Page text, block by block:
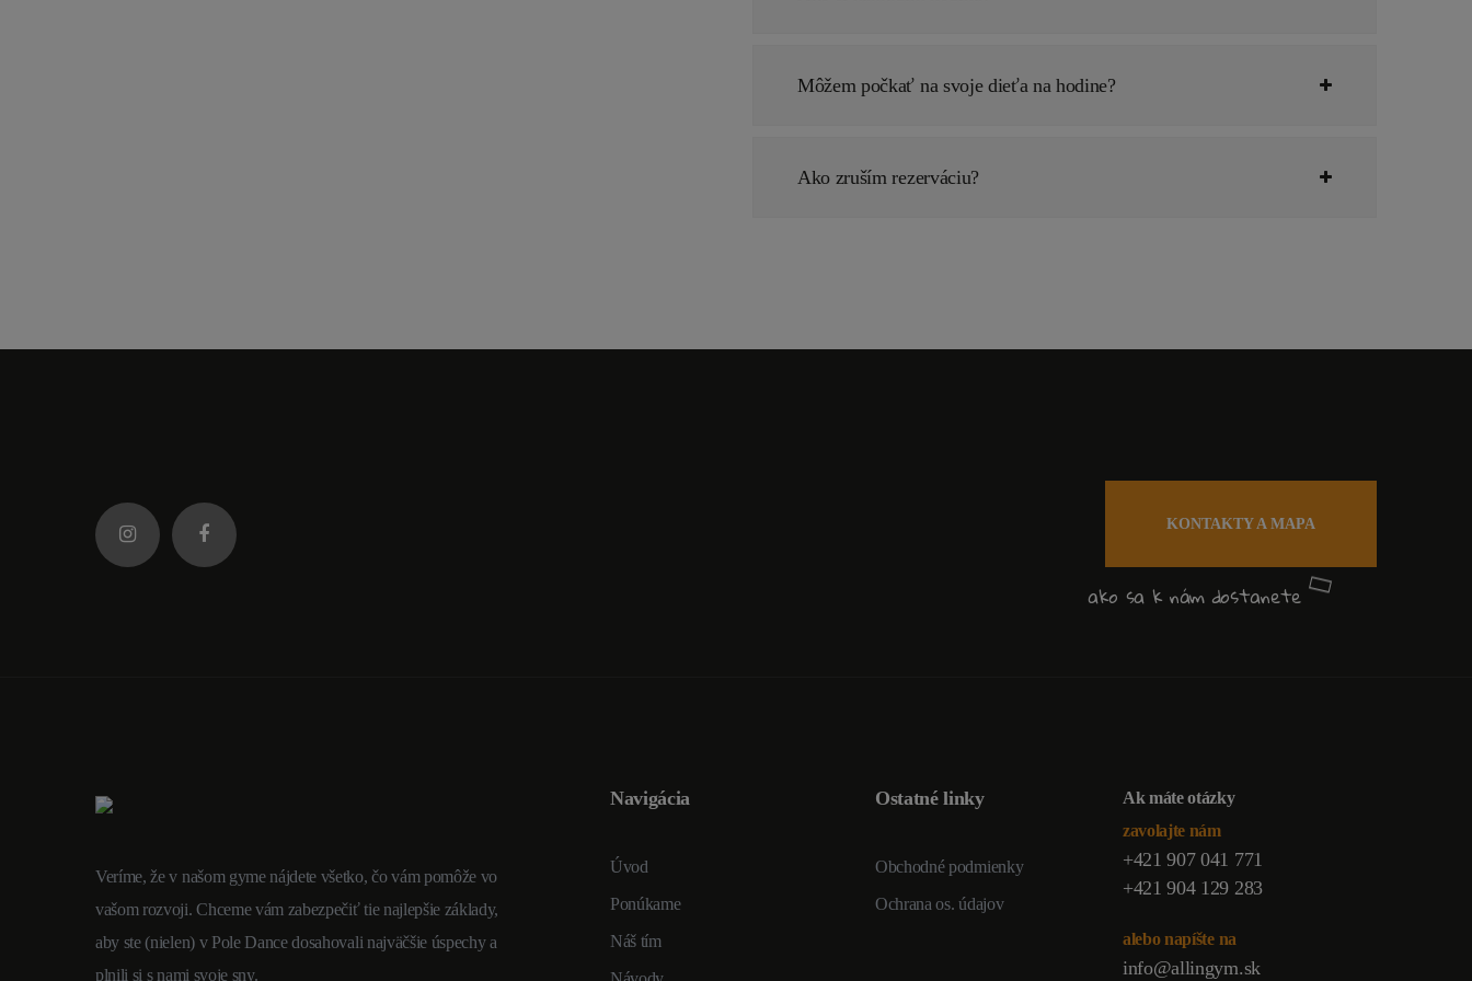
Môžem počkať na svoje dieťa na hodine?
Ako zruším rezerváciu?
KONTAKTY A MAPA
ako sa k nám dostanete
Veríme, že v našom gyme nájdete všetko, čo vám pomôže vo
vašom rozvoji. Chceme vám zabezpečiť tie najlepšie základy,
aby ste (nielen) v Pole Dance dosahovali najväčšie úspechy a
plnili si s nami svoje sny.
Navigácia
Úvod
Ponúkame
Náš tím
Ostatné linky
Obchodné podmienky
Ochrana os. údajov
Ak máte otázky
zavolajte nám
+421 907 041 771
+421 904 129 283
alebo napíšte na
info@allingym.sk